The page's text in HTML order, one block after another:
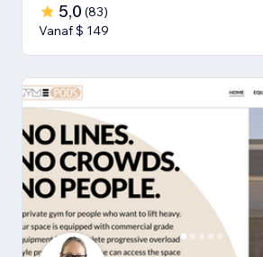
5,0 (83)
Vanaf $ 149